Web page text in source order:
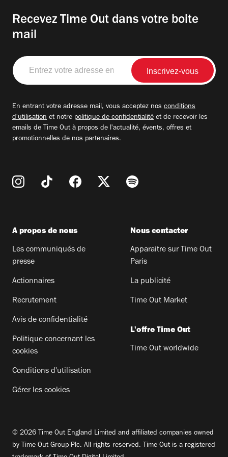
Recevez Time Out dans votre boite
mail
Entrez
votre
adresse
En entrant votre adresse mail, vous acceptez nos conditions
d'utilisation et notre politique de confidentialité et de recevoir les
emails de Time Out à propos de l'actualité, évents, offres et
promotionnelles de nos partenaires.
A propos de nous
Les communiqués de
presse
Actionnaires
Recrutement
Avis de confidentialité
Politique concernant les
cookies
Conditions d'utilisation
Gérer les cookies
Nous contacter
Apparaitre sur Time Out
Paris
La publicité
Time Out Market
L'offre Time Out
Time Out worldwide
© 2026 Time Out England Limited and affiliated companies owned
by Time Out Group Plc. All rights reserved. Time Out is a registered